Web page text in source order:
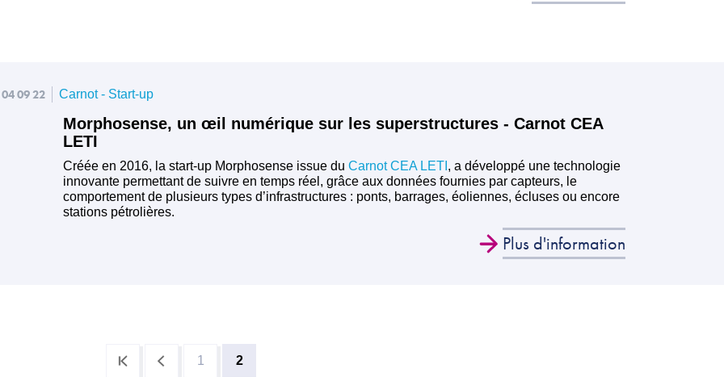
04 09 22 Carnot - Start-up
Morphosense, un œil numérique sur les superstructures - Carnot CEA
LETI
Créée en 2016, la start-up Morphosense issue du Carnot CEA LETI , a développé une technologie
innovante permettant de suivre en temps réel, grâce aux données fournies par capteurs, le
comportement de plusieurs types d’infrastructures : ponts, barrages, éoliennes, écluses ou encore
stations pétrolières.
Plus d'information
Page
1
Page
2